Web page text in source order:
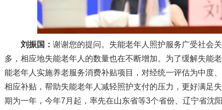
刘振国： 谢谢您的提问。失能老年人照护服务广受社会
多，相应地失能老年人的数量也在不断增加。为了缓解失能
能老年人实施养老服务消费补贴项目，对经统一评估为中度
相应补贴，帮助失能老年人减轻照护支付的压力，更好满足
期为一年，今年7月起，率先在山东省等3个省份、辽宁省沈
茶